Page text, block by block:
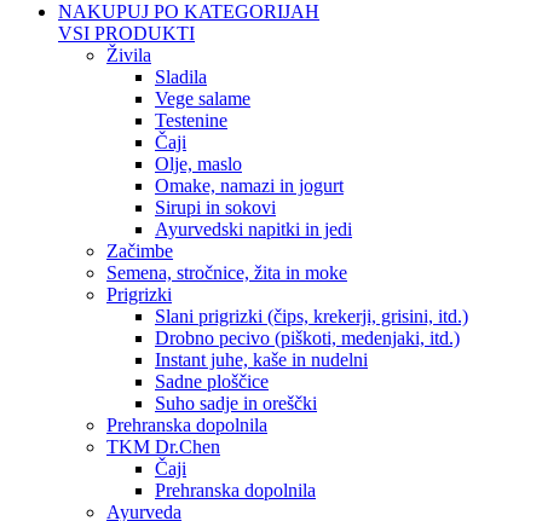
NAKUPUJ PO KATEGORIJAH
VSI PRODUKTI
Živila
Sladila
Vege salame
Testenine
Čaji
Olje, maslo
Omake, namazi in jogurt
Sirupi in sokovi
Ayurvedski napitki in jedi
Začimbe
Semena, stročnice, žita in moke
Prigrizki
Slani prigrizki (čips, krekerji, grisini, itd.)
Drobno pecivo (piškoti, medenjaki, itd.)
Instant juhe, kaše in nudelni
Sadne ploščice
Suho sadje in oreščki
Prehranska dopolnila
TKM Dr.Chen
Čaji
Prehranska dopolnila
Ayurveda